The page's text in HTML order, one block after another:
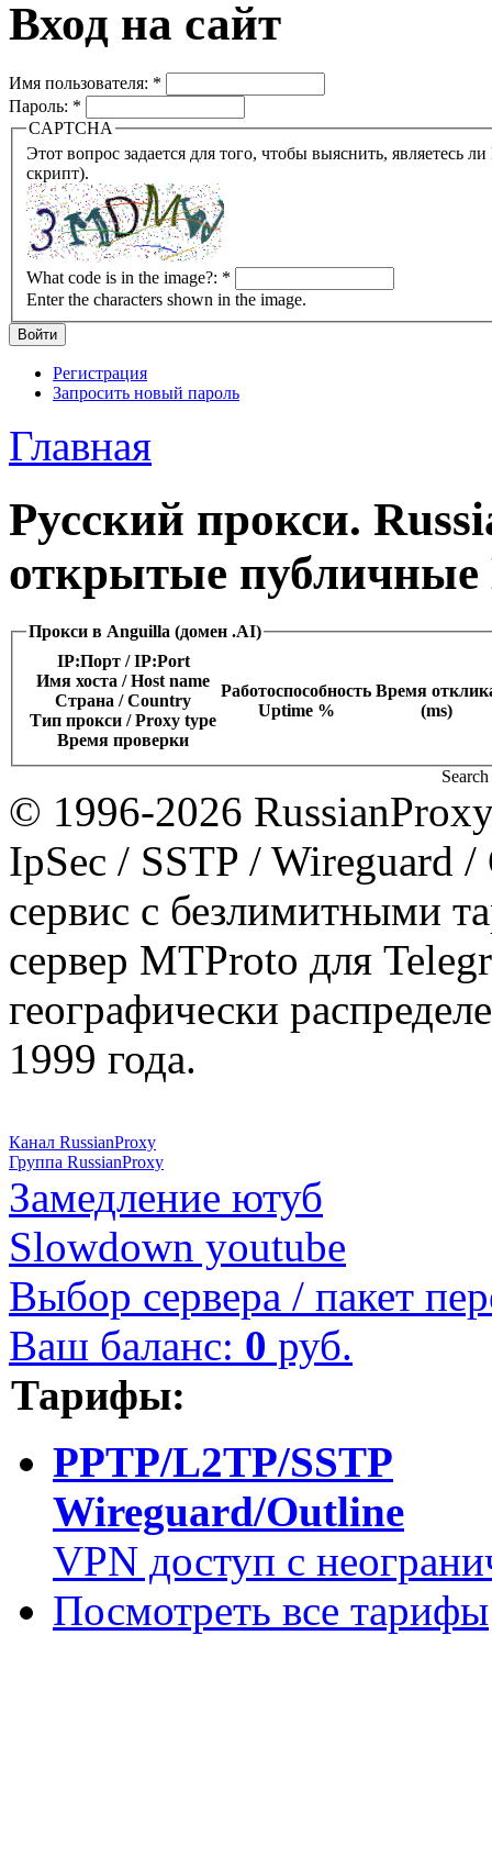
Вход на сайт
Имя пользователя: *
Пароль: *
CAPTCHA
Этот вопрос задается для того, чтобы выяснить, являетесь ли Вы человеком или представляете из себя робота
скрипт).
What code is in the image?: *
Enter the characters shown in the image.
Регистрация
Запросить новый пароль
Главная
Русский прокси.
открытые публичные
Прокси в Anguilla (домен .AI)
IP:Порт / IP:Port
Имя хоста / Host name
Страна / Сountry
Тип прокси / Proxy type
Время проверки
Работоспособность
Uptime %
Время
(ms)
© 1996-2026
IpSec / SSTP / Wireguard
сервис с безлимитными
сервер MTProto для
географически
1999 года.
Канал RussianProxy
Группа RussianProxy
Замедление ютуб
Slowdown youtube
Выбор сервера / пакет
Ваш баланс: 0 руб.
Тарифы:
PPTP/L2TP/SSTP
Wireguard/Outline
VPN доступ с
Посмотреть все тарифы